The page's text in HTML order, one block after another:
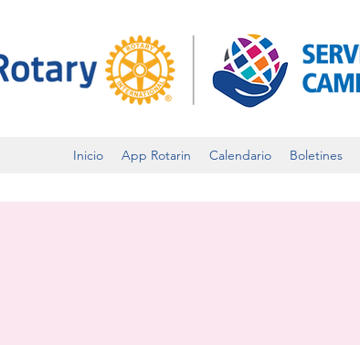
Inicio App Rotarin Calendario Boletines